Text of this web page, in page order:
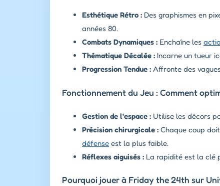
Esthétique Rétro : Des graphismes en
années 80.
Combats Dynamiques : Enchaîne les
Thématique Décalée : Incarne un tueur
Progression Tendue : Affronte des
Fonctionnement du Jeu : Comment
Gestion de l'espace : Utilise les décors
Précision chirurgicale : Chaque coup
défense est la plus faible.
Réflexes aiguisés : La rapidité est la clé
Pourquoi jouer à Friday the 24th sur